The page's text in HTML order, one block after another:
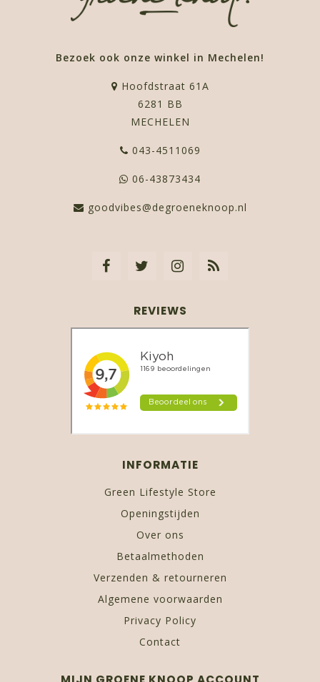
Bezoek ook onze winkel in Mechelen!
Hoofdstraat 61A
6281 BB
MECHELEN
043-4511069
06-43873434
goodvibes@degroeneknoop.nl
REVIEWS
INFORMATIE
Green Lifestyle Store
Openingstijden
Over ons
Betaalmethoden
Verzenden & retourneren
Algemene voorwaarden
Privacy Policy
Contact